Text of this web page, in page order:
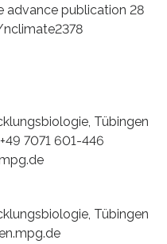
advance publication 28
nclimate2378
Tübingen
7071 601-446
Tübingen